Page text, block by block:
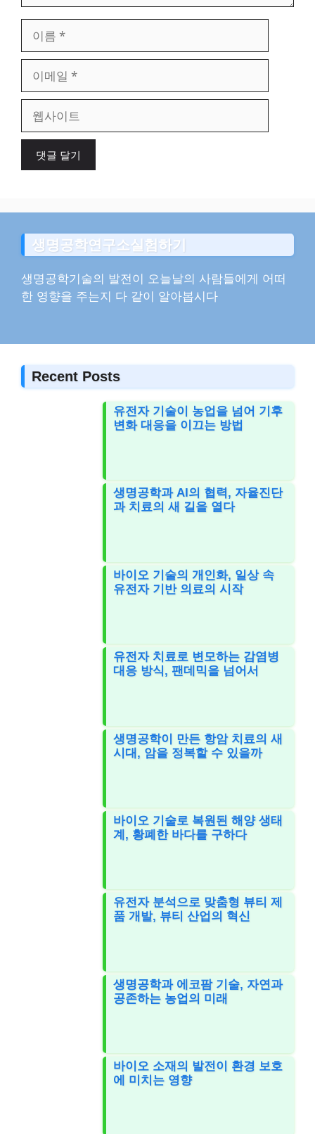
일
이
생명공학연구소실험하기
생명공학기술의 발전이 오늘날의 사람들에게 어떠
한 영향을 주는지 다 같이 알아봅시다
Recent Posts
유전자 기술이 농업을 넘어 기후
변화 대응을 이끄는 방법
생명공학과 AI의 협력, 자율진단
과 치료의 새 길을 열다
바이오 기술의 개인화, 일상 속
유전자 기반 의료의 시작
유전자 치료로 변모하는 감염병
대응 방식, 팬데믹을 넘어서
생명공학이 만든 항암 치료의 새
시대, 암을 정복할 수 있을까
바이오 기술로 복원된 해양 생태
계, 황폐한 바다를 구하다
유전자 분석으로 맞춤형 뷰티 제
품 개발, 뷰티 산업의 혁신
생명공학과 에코팜 기술, 자연과
공존하는 농업의 미래
바이오 소재의 발전이 환경 보호
에 미치는 영향